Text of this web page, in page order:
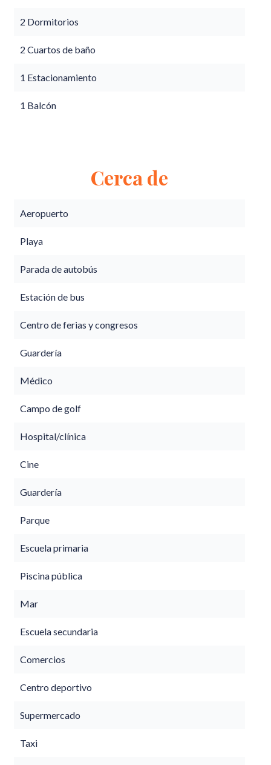
2 Dormitorios
2 Cuartos de baño
1 Estacionamiento
1 Balcón
Cerca de
Aeropuerto
Playa
Parada de autobús
Estación de bus
Centro de ferias y congresos
Guardería
Médico
Campo de golf
Hospital/clínica
Cine
Guardería
Parque
Escuela primaria
Piscina pública
Mar
Escuela secundaria
Comercios
Centro deportivo
Supermercado
Taxi